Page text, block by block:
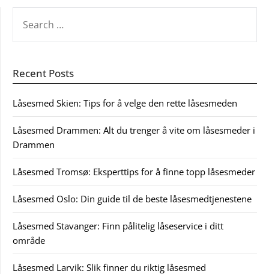
FOR:
Recent Posts
Låsesmed Skien: Tips for å velge den rette låsesmeden
Låsesmed Drammen: Alt du trenger å vite om låsesmeder i
Drammen
Låsesmed Tromsø: Eksperttips for å finne topp låsesmeder
Låsesmed Oslo: Din guide til de beste låsesmedtjenestene
Låsesmed Stavanger: Finn pålitelig låseservice i ditt
område
Låsesmed Larvik: Slik finner du riktig låsesmed